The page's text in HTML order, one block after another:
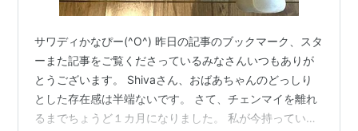
サワディかなぴー(^O^) 昨日の記事のブックマーク、スタ
ーまた記事をご覧くださっているみなさんいつもありが
とうございます。 Shivaさん、おばあちゃんのどっしり
とした存在感は半端ないです。 さて、チェンマイを離れ
るまでちょうど１カ月になりました。 私が今持っている